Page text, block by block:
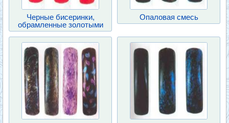
Черные бисеринки,
обрамленные золотыми
Опаловая смесь